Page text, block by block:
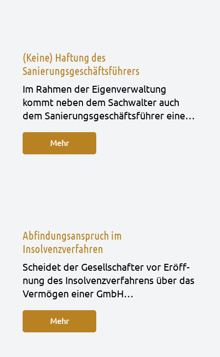
(Keine) Haftung des
Sanierungsgeschäftsführers
Im Rah­men der Eigen­ver­wal­tung
kommt neben dem Sach­wal­ter auch
dem Sanie­rungs­ge­schäfts­füh­rer eine…
Mehr
Abfindungsanspruch im
Insolvenzverfahren
Schei­det der Gesell­schaf­ter vor Eröff­
nung des Insol­venz­ver­fah­rens über das
Ver­mö­gen einer GmbH…
Mehr